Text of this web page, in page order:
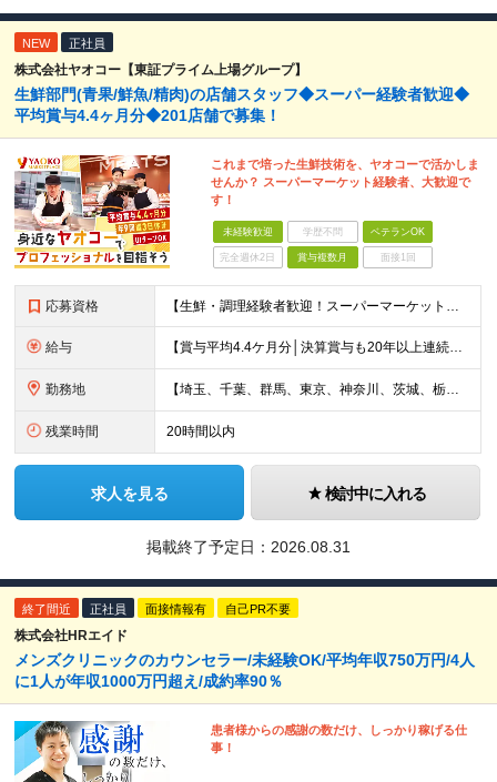
NEW 正社員
株式会社ヤオコー【東証プライム上場グループ】
生鮮部門(青果/鮮魚/精肉)の店舗スタッフ◆スーパー経験者歓迎◆
平均賞与4.4ヶ月分◆201店舗で募集！
これまで培った生鮮技術を、ヤオコーで活かしま
せんか？ スーパーマーケット経験者、大歓迎で
す！
未経験歓迎 学歴不問 ベテランOK
完全週休2日 賞与複数月 面接1回
応募資格 【生鮮・調理経験者歓迎！スーパーマーケット経験者は特に歓迎します◎】 ◆高卒以上 ◆いずれかのご経験をお持ちの方 ・スーパーの生鮮売場（鮮魚・精肉・青果）での勤務経験がある方 ・鮮魚専門店や精肉専門店
給与 【賞与平均4.4ケ月分│決算賞与も20年以上連続で支給中！】 ◆月給：258,400円～418,000円＋残業代＋各種手当 ※給与は前職での経験、スキルを考慮し、決定します ※残業代は全額支給します
勤務地 【埼玉、千葉、群馬、東京、神奈川、茨城、栃木の各店舗で積極採用中！U・Iターン歓迎】 【群馬県】 安中/伊勢崎/太田/桐生/高崎/館林/富岡/ 中之条/藤岡/前橋 【茨城県】 古河/取手/竜ヶ崎
残業時間 20時間以内
求人を見る 検討中に入れる
掲載終了予定日： 2026.08.31
終了間近 正社員 面接情報有 自己PR不要
株式会社HRエイド
メンズクリニックのカウンセラー/未経験OK/平均年収750万円/4人
に1人が年収1000万円超え/成約率90％
患者様からの感謝の数だけ、しっかり稼げる仕
事！